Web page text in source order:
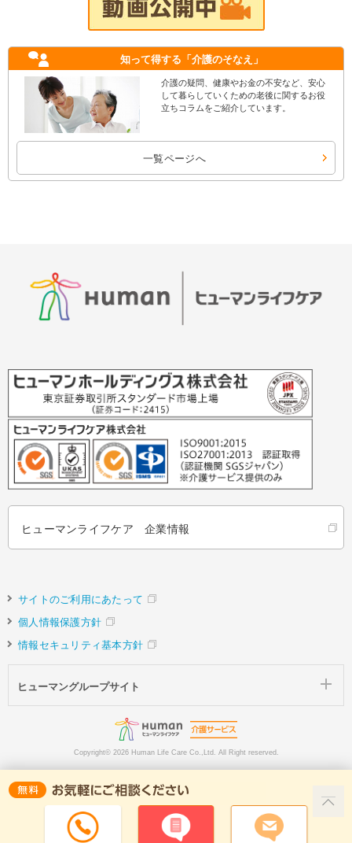
知って得する 「介護のそなえ」
介護の疑問、健康やお金の不安など、安心
して暮らしていくための老後に関するお役
立ちコラムをご紹介しています。
一覧ページへ
ヒューマンライフケア 企業情報
サイトのご利用にあたって
個人情報保護方針
情報セキュリティ基本方針
ヒューマングループサイト
Copyright© 2026 Human Life Care Co.,Ltd. All Right reserved.